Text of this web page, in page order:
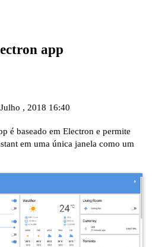
app
, 2018 16:40
é baseado em Electron e permite
em uma única janela como um